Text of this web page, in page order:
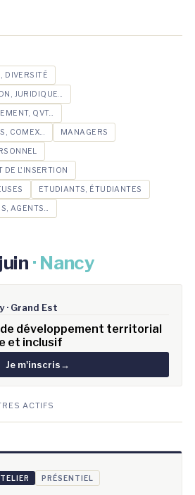
DIVERSITÉ
JURIDIQUE...
QVT...
COMEX... MANAGERS
DE L'INSERTION
ETUDIANTS, ÉTUDIANTES
AGENTS...
· Nancy
· Grand Est
de développement territorial
et inclusif
Je m'inscris→
ACTIFS
PRÉSENTIEL